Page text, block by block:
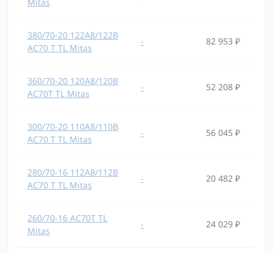
380/70-20 122A8/122B
AC70 T TL Mitas
- 82 953 ₽
360/70-20 120A8/120B
AC70T TL Mitas
- 52 208 ₽
300/70-20 110A8/110B
AC70 T TL Mitas
- 56 045 ₽
280/70-16 112A8/112B
AC70 T TL Mitas
- 20 482 ₽
260/70-16 AC70T TL
Mitas
- 24 029 ₽